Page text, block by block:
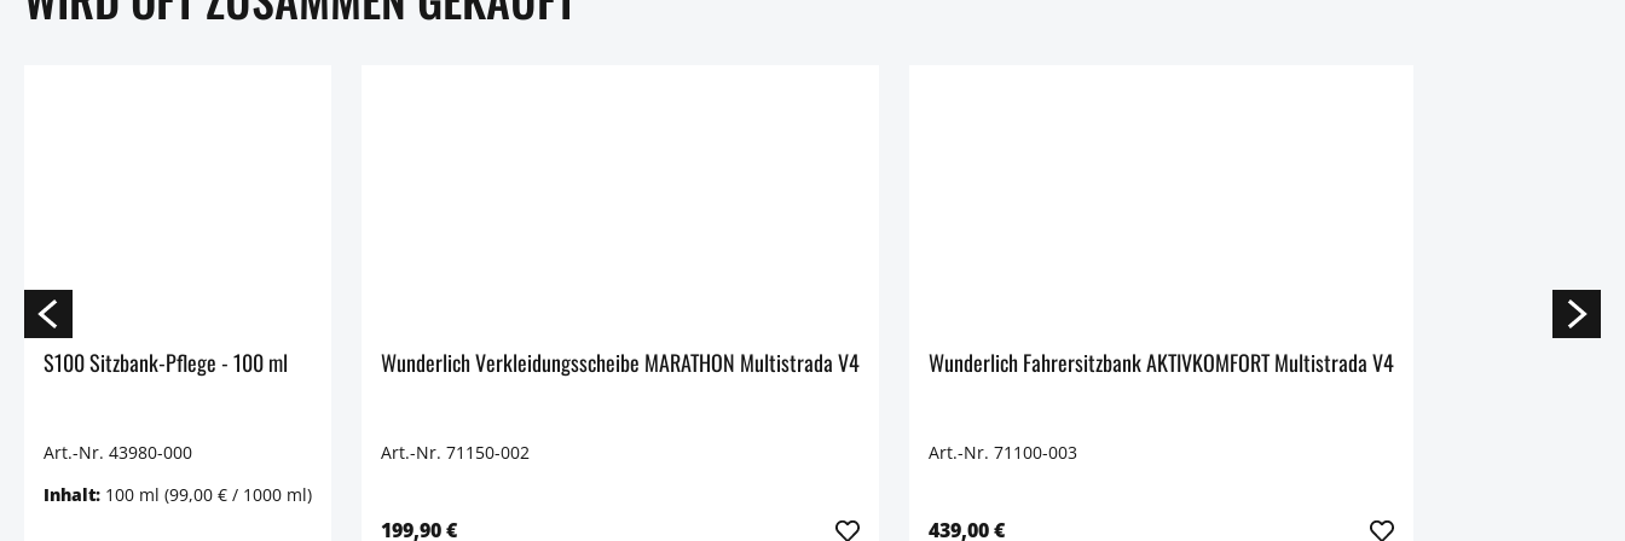
S100 Sitzbank-Pflege - 100 ml
Art.-Nr. 43980-000
Inhalt: 100 ml (99,00 € / 1000 ml)
Wunderlich Verkleidungsscheibe MARATHON Multistrada V4
Art.-Nr. 71150-002
199,90 €
Wunderlich Fahrersitzbank AKTIVKOMFORT Multistrada V4
Art.-Nr. 71100-003
439,00 €